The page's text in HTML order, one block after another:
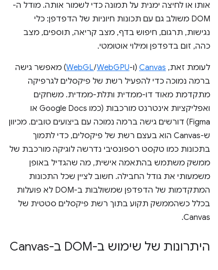
אותו או לחיצה ימנית על תמונה כדי לשמור אותה. מודל ה-
DOM משולב גם עם תכונות חיוניות של הדפדפן: כלי
נגישות, תרגום, חיפוש בדף, מצב קריאה, תוספים, מצב
כהה, זום בדפדפן ומילוי אוטומטי.
לעומת זאת, Canvas (ו- WebGL/WebGPU
) מאפשר גישה
ברמה נמוכה כדי להפעיל רשת של פיקסלים לגרפיקה
מתקדמת מאוד דו-ממדית ותלת-ממדית. משחקים
ואפליקציות אינטרנט מורכבות (כמו Google Docs או
Figma) דורשים גישה ברמה נמוכה עם ביצועים טובים. מכיוון
ש-Canvas הוא בעצם רשת של פיקסלים, כדי לתמוך
בתכונות כמו טקסט רספונסיבי נדרשה לוגיקה מורכבת של
ממשק משתמש בהתאמה אישית, מה שהגדיל באופן
משמעותי את גודל החבילה. חשוב לציין שכל התכונות
המתקדמות של הדפדפן שמשולבות ב-DOM לא פועלות
בכלל כשהממשק תקוע בתוך רשת פיקסלים סטטית של
Canvas.
היתרונות של שימוש ב-DOM ב-Canvas